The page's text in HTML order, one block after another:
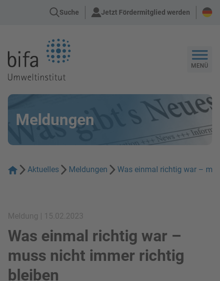
Suche Jetzt Fördermitglied werden
MENÜ
Meldungen
Aktuelles Meldungen Was einmal richtig war –
Meldung | 15.02.2023
Was einmal richtig war –
muss nicht immer richtig
bleiben